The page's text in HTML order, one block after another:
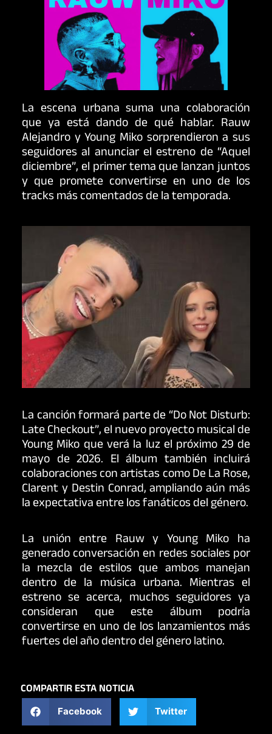
La escena urbana suma una colaboración
que ya está dando de qué hablar. Rauw
Alejandro yYoung Miko sorprendieron a sus
seguidores al anunciar el estreno de “Aquel
diciembre”, el primer tema que lanzan juntos
y que promete convertirse en uno de los
tracks más comentados de la temporada.
La canción formará parte de “Do Not Disturb:
Late Checkout”, el nuevo proyecto musical de
Young Miko que verá la luz el próximo 29 de
mayo de 2026. El álbum también incluirá
colaboraciones con artistas comoDe La Rose,
Clarenty Destin Conrad, ampliando aún más
la expectativa entre los fanáticos del género.
La unión entre Rauw y Young Miko ha
generado conversación en redes sociales por
la mezcla de estilos que ambos manejan
dentro de la música urbana. Mientras el
estreno se acerca, muchos seguidores ya
consideran que este álbum podría
convertirse en uno de los lanzamientos más
fuertes del año dentro del género latino.
COMPARTIR ESTA NOTICIA
Facebook Twitter